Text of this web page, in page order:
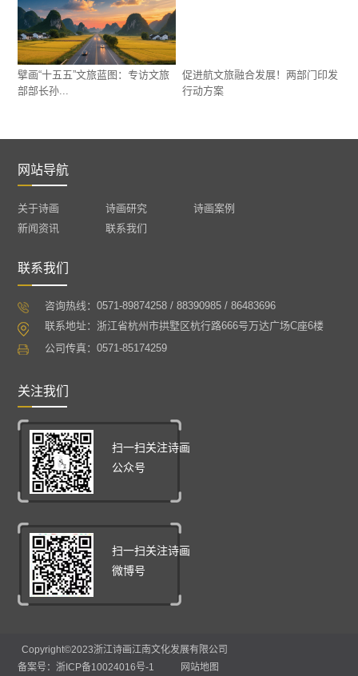
擘画“十五五”文旅蓝图：专访文旅
部部长孙...
促进航文旅融合发展！两部门印发
行动方案
网站导航
关于诗画 诗画研究
诗画案例
新闻资讯
联系我们
联系我们
咨询热线：0571-89874258 / 88390985 / 86483696
联系地址：浙江省杭州市拱墅区杭行路666号万达广场C座6楼
公司传真：0571-85174259
关注我们
扫一扫关注诗画
公众号
扫一扫关注诗画
微博号
Copyright©2023浙江诗画江南文化发展有限公司
备案号：浙ICP备10024016号-1
网站地图